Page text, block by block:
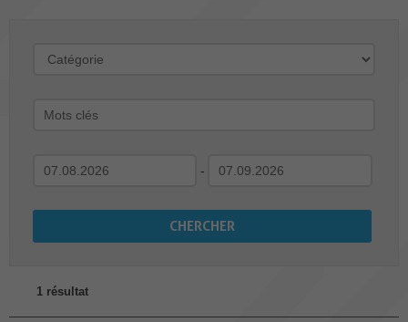
-
1 résultat